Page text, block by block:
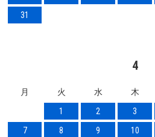
31
4
月 火 水 木
1
2 3
7
8 9 10